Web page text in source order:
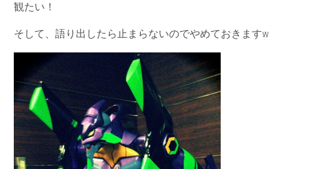
観たい！
そして、語り出したら止まらないのでやめておきますw